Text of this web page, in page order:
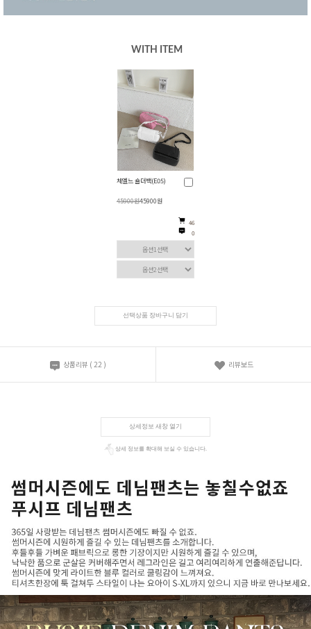
WITH ITEM
체엘느 숄더백(E05)
45900원45900원
46
0
선택상품 장바구니 담기
상품리뷰 ( 22 ) 리뷰보드
상세정보 새창 열기
상세 정보를 확대해 보실 수 있습니다.